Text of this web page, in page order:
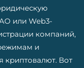
или Web3-
компаний,
и
криптовалют. Вот